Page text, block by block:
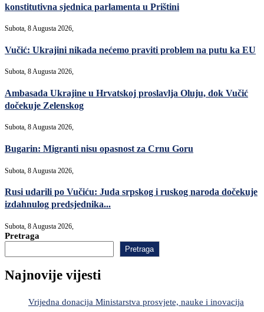
konstitutivna sjednica parlamenta u Prištini
Subota, 8 Augusta 2026,
Vučić: Ukrajini nikada nećemo praviti problem na putu ka EU
Subota, 8 Augusta 2026,
Ambasada Ukrajine u Hrvatskoj proslavlja Oluju, dok Vučić
dočekuje Zelenskog
Subota, 8 Augusta 2026,
Bugarin: Migranti nisu opasnost za Crnu Goru
Subota, 8 Augusta 2026,
Rusi udarili po Vučiću: Juda srpskog i ruskog naroda dočekuje
izdahnulog predsjednika...
Subota, 8 Augusta 2026,
Pretraga
Pretraga
Najnovije vijesti
Vrijedna donacija Ministarstva prosvjete, nauke i inovacija